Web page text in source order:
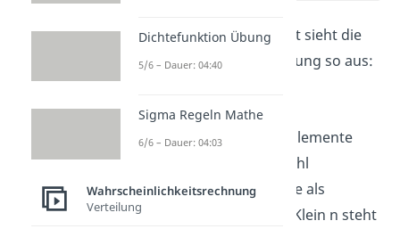
Mathematisch ausgedrückt sieht die
hypergeometrische Verteilung so aus:
N ist dabei die Anzahl der Elemente
insgesamt. M gibt die Anzahl
derjenigen Elemente an, die als
„Erfolg“ gesehen werden. Klein n steht
Dichtefunktion Übung
5/6 – Dauer: 04:40
Sigma Regeln Mathe
6/6 – Dauer: 04:03
Wahrscheinlichkeitsrechnung
Verteilung